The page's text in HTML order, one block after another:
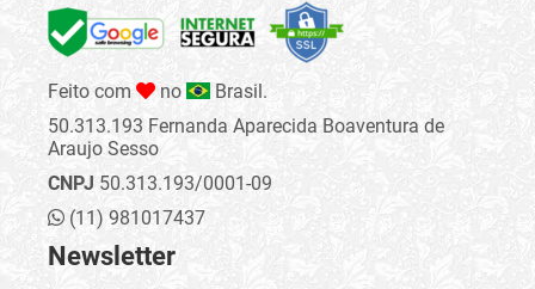
Feito com no
Brasil.
50.313.193 Fernanda Aparecida Boaventura de
Araujo Sesso
CNPJ 50.313.193/0001-09
(11) 981017437
Newsletter